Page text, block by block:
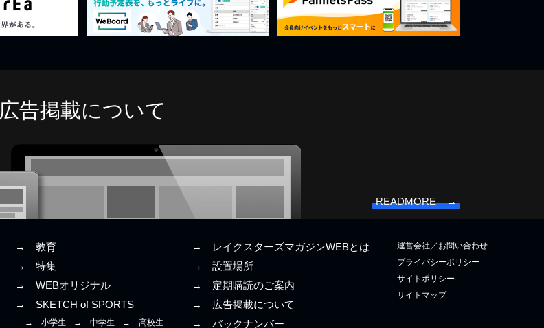
広告掲載について
READMORE →
→ 教育
→ 特集
→ WEBオリジナル
→ SKETCH of SPORTS
→ 小学生 → 中学生 → 高校生
→ レイクスターズマガジンWEBとは
→ 設置場所
→ 定期購読のご案内
→ 広告掲載について
→ バックナンバー
運営会社／お問い合わせ
プライバシーポリシー
サイトポリシー
サイトマップ